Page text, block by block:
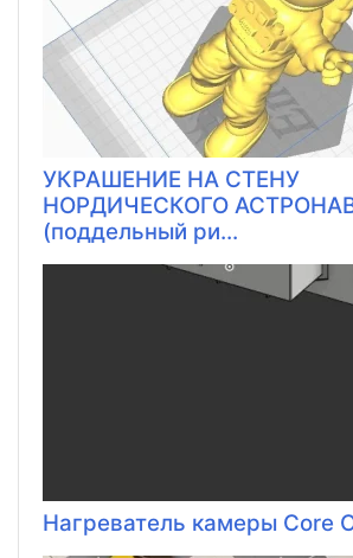
УКРАШЕНИЕ НА СТЕНУ
НОРДИЧЕСКОГО
(поддельный ри...
Нагреватель камеры Core